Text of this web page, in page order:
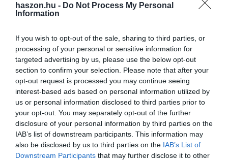
haszon.hu - Do Not Process My Personal
Information
If you wish to opt-out of the sale, sharing to third parties, or
processing of your personal or sensitive information for
targeted advertising by us, please use the below opt-out
section to confirm your selection. Please note that after your
opt-out request is processed you may continue seeing
interest-based ads based on personal information utilized by
us or personal information disclosed to third parties prior to
your opt-out. You may separately opt-out of the further
disclosure of your personal information by third parties on the
IAB’s list of downstream participants. This information may
also be disclosed by us to third parties on the IAB’s List of
Downstream Participants that may further disclose it to other